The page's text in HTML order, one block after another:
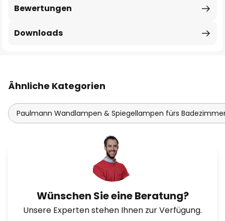
Bewertungen
Downloads
Ähnliche Kategorien
Paulmann Wandlampen & Spiegellampen fürs
Wünschen Sie eine Beratung?
Unsere Experten stehen Ihnen zur Verfügung.